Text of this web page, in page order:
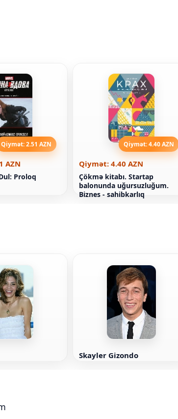
Qiymət: 2.51 AZN
AZN
Proloq
Qiymət: 4.40 AZN
Qiymət: 4.40 AZN
Çökmə kitabı. Startap
balonunda uğursuzluğum.
Biznes - sahibkarlıq
Skayler Gizondo